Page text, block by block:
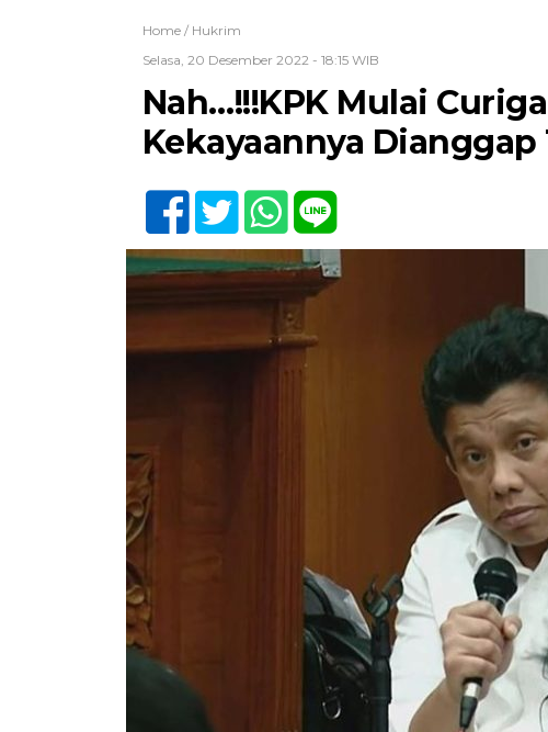
Home / Hukrim
Selasa, 20 Desember 2022 - 18:15 WIB
Nah…!!!KPK Mulai
Kekayaannya